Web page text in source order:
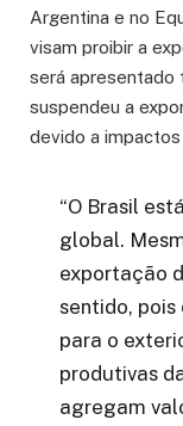
Argentina e no
visam proibir a
será apresentado
suspendeu a
devido a
“O Brasil
global.
exportação
sentido,
para o
produtivas
agregam